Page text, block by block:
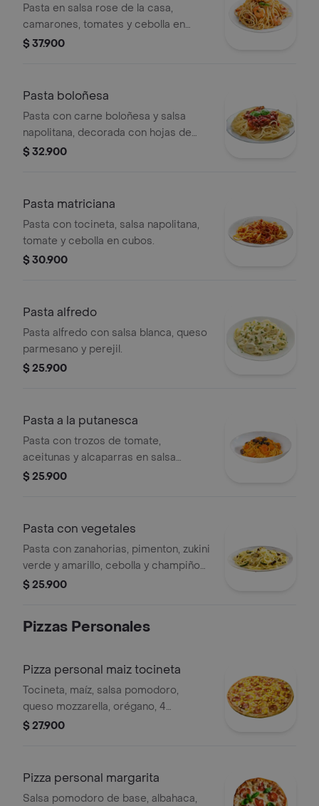
Pasta en salsa rose de la casa,
camarones, tomates y cebolla en
cubos.
$ 37.900
Pasta boloñesa
Pasta con carne boloñesa y salsa
napolitana, decorada con hojas de
albahaca.
$ 32.900
Pasta matriciana
Pasta con tocineta, salsa napolitana,
tomate y cebolla en cubos.
$ 30.900
Pasta alfredo
Pasta alfredo con salsa blanca, queso
parmesano y perejil.
$ 25.900
Pasta a la putanesca
Pasta con trozos de tomate,
aceitunas y alcaparras en salsa
napolitana. Opción vegetariana.
$ 25.900
Pasta con vegetales
Pasta con zanahorias, pimenton, zukini
verde y amarillo, cebolla y champiñon,
toppin de pesto verde.
$ 25.900
Pizzas Personales
Pizza personal maiz tocineta
Tocineta, maíz, salsa pomodoro,
queso mozzarella, orégano, 4
porciones.
$ 27.900
Pizza personal margarita
Salsa pomodoro de base, albahaca,